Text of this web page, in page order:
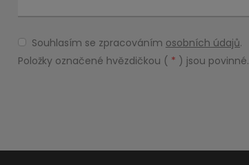
Souhlasím
se
zpracováním
Souhlasím se zpracováním osobních údajů.
Položky označené hvězdičkou ( * ) jsou povinné.